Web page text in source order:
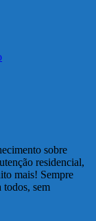
sobre
residencial,
mais! Sempre
todos, sem